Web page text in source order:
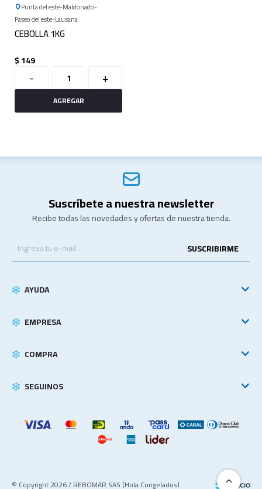
Punta del este Maldonado
Paseo del este Lausana
CEBOLLA 1KG
$149
- +
Suscríbete a nuestra newsletter
Recibe todas las novedades y ofertas de nuestra tienda.
SUSCRIBIRME
AYUDA
EMPRESA
COMPRA
SEGUINOS
© Copyright 2026 / REBOMAR SAS (Hola Congelados)